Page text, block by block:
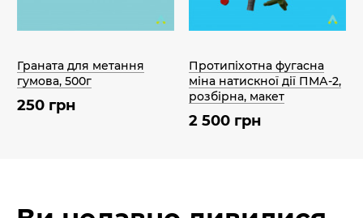
Граната для метання
гумова, 500г
250 грн
Протипіхотна фугасна
міна натискної дії ПМА-2,
розбірна, макет
2 500 грн